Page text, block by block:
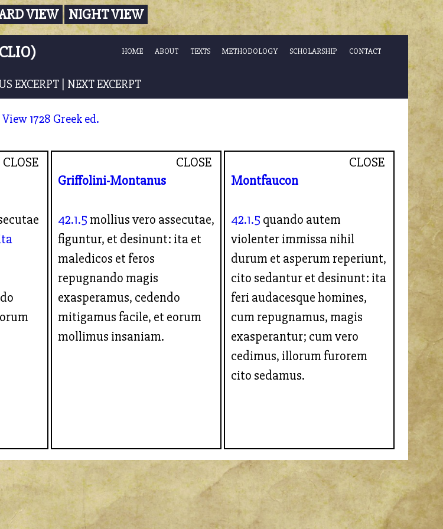
VIEW NIGHT VIEW
HOME ABOUT TEXTS METHODOLOGY SCHOLARSHIP CONTACT
EXCERPT NEXT EXCERPT
View 1728 Greek ed.
CLOSE
CLOSE
Griffolini-Montanus
42.1.5 mollius vero assecutae,
figuntur, et desinunt: ita et
maledicos et feros
repugnando magis
exasperamus, cedendo
mitigamus facile, et eorum
mollimus insaniam.
CLOSE
Montfaucon
42.1.5 quando autem
violenter immissa nihil
durum et asperum reperiunt,
cito sedantur et desinunt: ita
feri audacesque homines,
cum repugnamus, magis
exasperantur; cum vero
cedimus, illorum furorem
cito sedamus.